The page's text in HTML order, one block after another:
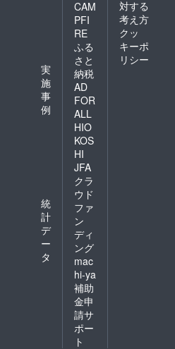
実
施
事
例
統
計
デ
ー
タ
CAM
PFI
RE
ふる
さと
納税
AD
FOR
ALL
HIO
KOS
HI
JFA
クラ
ウド
ファ
ン
ディ
ング
mac
hi-ya
補助
金申
請サ
ポー
ト
対する
考え方
クッ
キーポ
リシー